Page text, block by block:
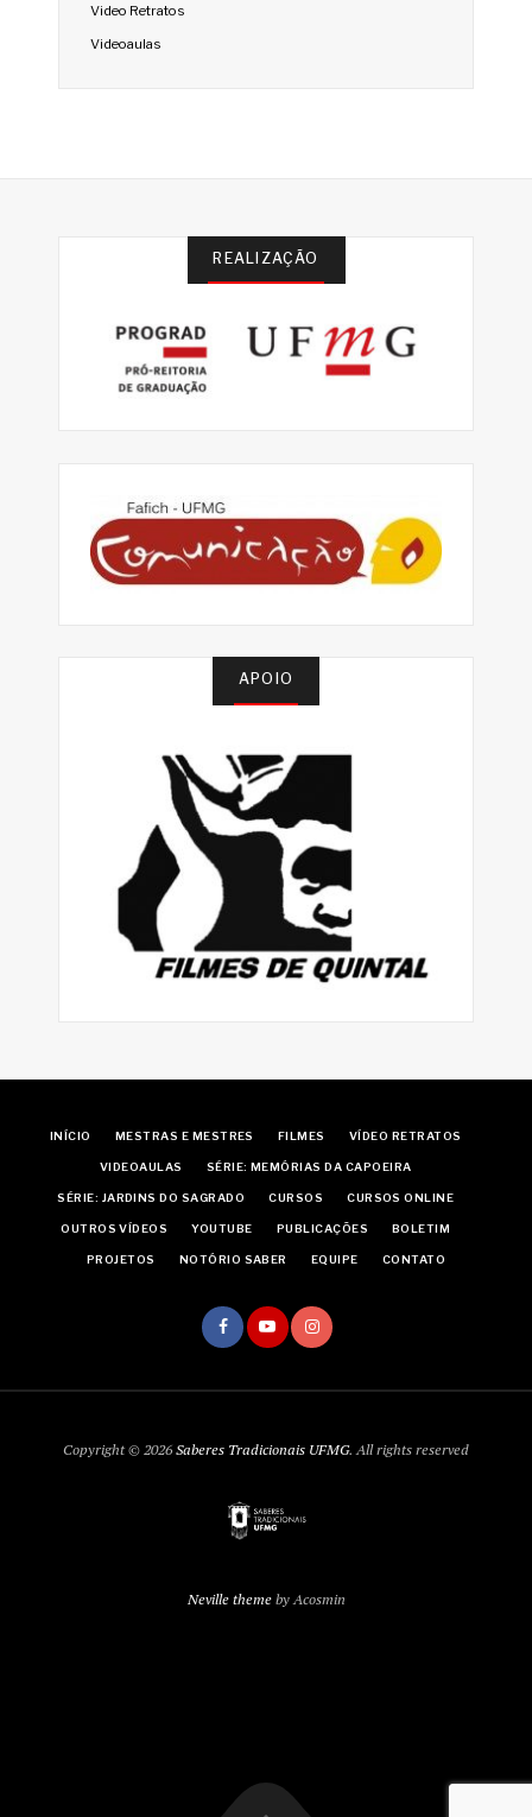
Video Retratos
Videoaulas
REALIZAÇÃO
APOIO
INÍCIO MESTRAS E MESTRES FILMES VÍDEO RETRATOS
VIDEOAULAS SÉRIE: MEMÓRIAS DA CAPOEIRA
SÉRIE: JARDINS DO SAGRADO CURSOS CURSOS ONLINE
OUTROS VÍDEOS YOUTUBE PUBLICAÇÕES BOLETIM
PROJETOS NOTÓRIO SABER EQUIPE CONTATO
Copyright © 2026Saberes Tradicionais UFMG. All rights reserved
Neville themeby Acosmin